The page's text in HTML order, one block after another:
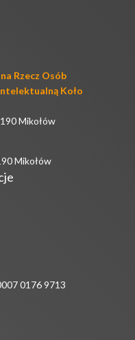
Rzecz Osób
Koło
Mikołów
Mikołów
0176 9713